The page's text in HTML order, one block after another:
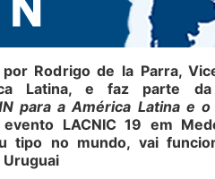
Rodrigo de la Parra,
Latina, e faz parte
para a América Latina e
LACNIC 19 em
tipo no mundo, vai